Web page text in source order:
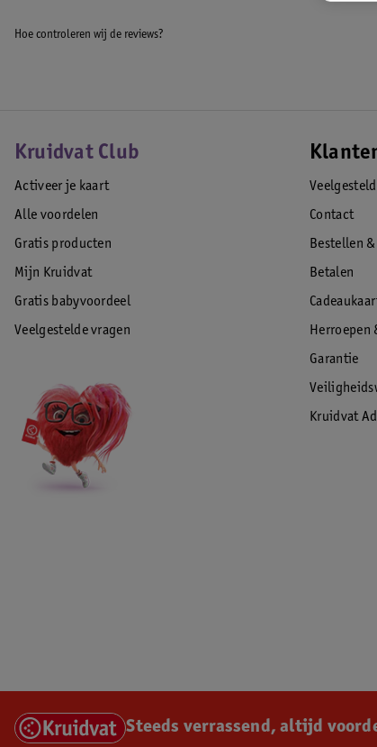
Hoe controleren wij de reviews?
Kruidvat Club
Activeer je kaart
Alle voordelen
Gratis producten
Mijn Kruidvat
Gratis babyvoordeel
Veelgestelde vragen
Contact
Bestellen
Betalen
Herroepen
Garantie
Kruidvat
Steeds verrassend, altijd